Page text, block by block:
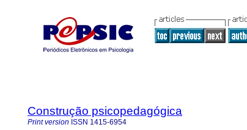
Construção psicopedagógica
Print version ISSN 1415-6954